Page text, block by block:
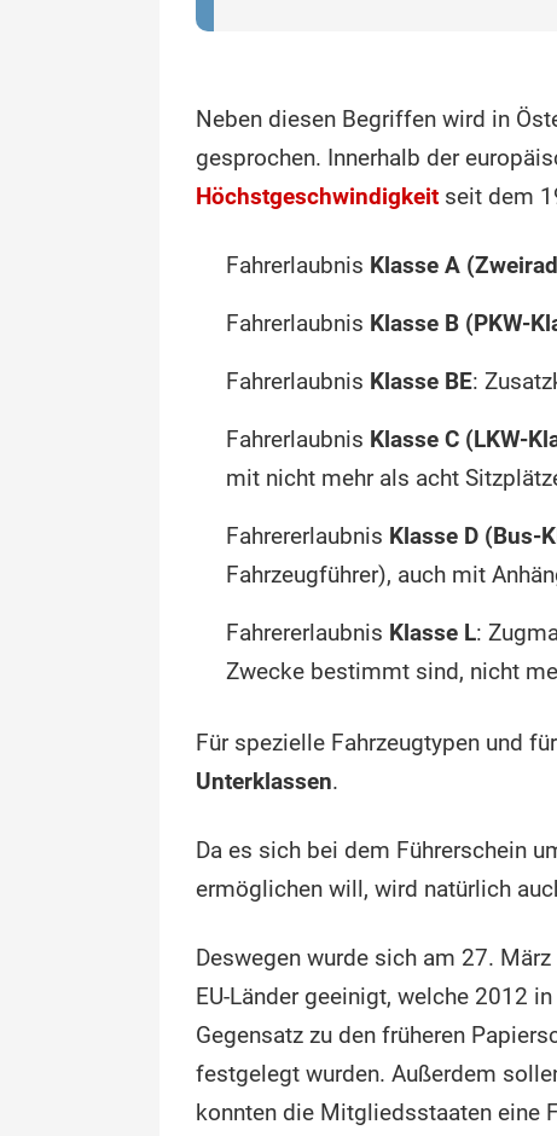
Neben diesen Begriffen wird in
gesprochen. Innerhalb der
Höchstgeschwindigkeit seit dem
Fahrerlaubnis Klasse A
Fahrerlaubnis Klasse B (PKW-
Fahrerlaubnis Klasse BE:
Fahrerlaubnis Klasse C (LKW-
mit nicht mehr als acht
Fahrererlaubnis Klasse D (Bus-
Fahrzeugführer), auch mit
Fahrererlaubnis Klasse L:
Zwecke bestimmt sind, nicht
Für spezielle Fahrzeugtypen und
Unterklassen.
Da es sich bei dem Führerschein
ermöglichen will, wird natürlich
Deswegen wurde sich am 27.
EU-Länder geeinigt, welche 2012
Gegensatz zu den früheren
festgelegt wurden. Außerdem
konnten die Mitgliedsstaaten eine